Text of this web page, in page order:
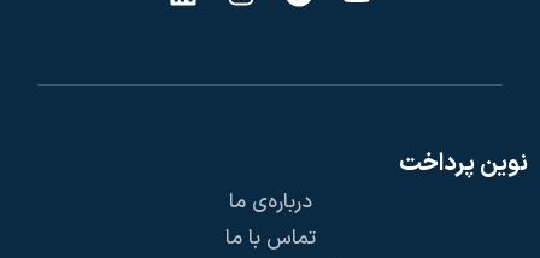
نوین پرداخت
درباره‌ی ما
تماس با ما